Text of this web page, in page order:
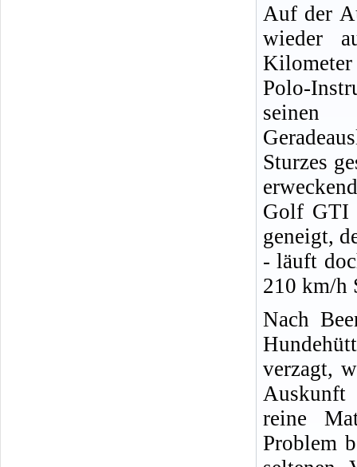
Auf der
wieder
Polo-
seinen
Sturzes
Golf GTI
geneigt,
- läuft
210 km/h
Nach
verzagt,
Auskunft
reine
Problem